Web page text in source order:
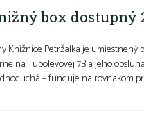
box dostupný
Knižnice Petržalka je umiestnený
na Tupolevovej 7B a jeho
– funguje na rovnakom